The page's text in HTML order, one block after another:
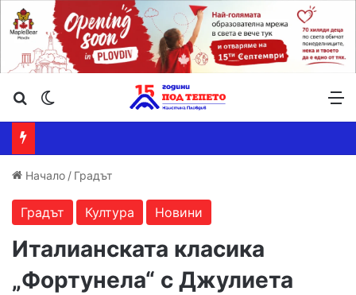
Търсене ...
Начало / Градът
Градът Култура Новини
Италианската класика
„Фортунела“ с Джулиета